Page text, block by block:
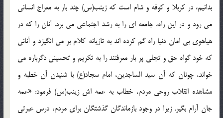
بدانيم، در کربلا و کوفه و شام است که زينب(س) چند بار به معراج انساني
مي رود و در اين راه، جامعه اي را به رشد اجتماعي مي برد. آنان را که در
هياهوي بي امان دنيا راه گم کرده اند به تازيانه کلام بر مي انگيزد و آناني
که خود گواه حق و تجلي پر بار معرفتند را به تکريم و تحسيني دگرباره مي
خواند، چونان که آن سيد الساجدين، امام سجاد(ع) با شنيدن آن خطبه و
مشاهده انقلاب روحي مردم، خطاب به عمه اش زينب(س) فرمود: «عمه
جان آرام بگير. زيرا در وجود بازماندگان گذشتگان براي مردم، درس عبرتي